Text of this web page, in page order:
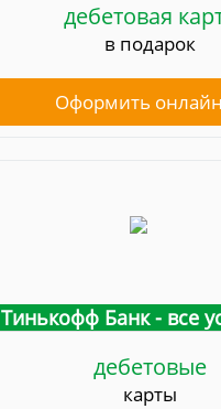
дебетовая
в подарок
Оформить онлайн
Тинькофф Банк - все
дебетовые
карты